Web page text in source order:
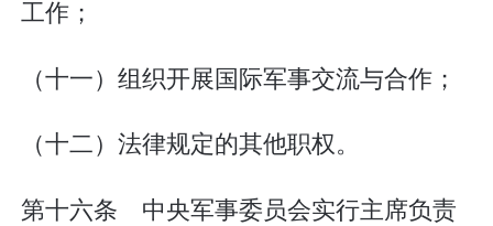
工作；
（十一）组织开展国际军事交流与合作；
（十二）法律规定的其他职权。
第十六条 中央军事委员会实行主席负责